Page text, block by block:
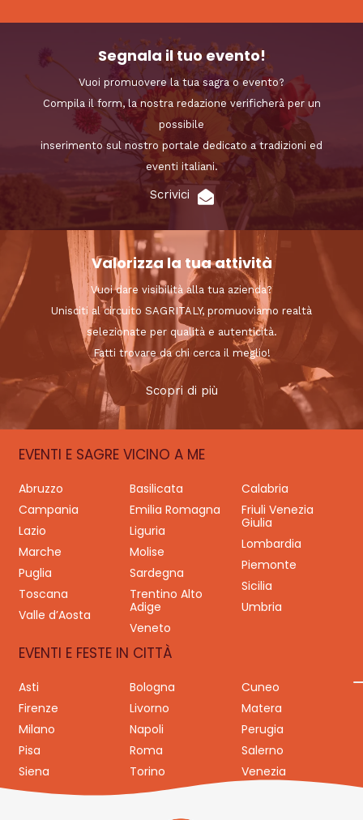
Segnala il tuo evento!
Vuoi promuovere la tua sagra o evento?
Compila il form, la nostra redazione verificherà per un
possibile
inserimento sul nostro portale dedicato a tradizioni ed
eventi italiani.
Scrivici
Valorizza la tua attività
Vuoi dare visibilità alla tua azienda?
Unisciti al circuito SAGRITALY, promuoviamo realtà
selezionate per qualità e autenticità.
Fatti trovare da chi cerca il meglio!
Scopri di più
EVENTI E SAGRE VICINO A ME
Abruzzo Basilicata
Calabria
Campania
Emilia Romagna
Friuli Venezia
Giulia
Lazio
Liguria
Lombardia
Marche
Molise
Piemonte
Puglia
Sardegna
Sicilia
Toscana
Trentino Alto
Adige
Umbria
Valle d’Aosta
Veneto
EVENTI E FESTE IN CITTÀ
Asti Bologna
Cuneo
Firenze
Livorno
Matera
Milano
Napoli
Perugia
Pisa
Roma
Salerno
Siena
Torino Venezia